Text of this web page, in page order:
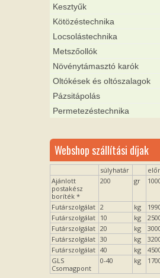
Kesztyűk
Kötözéstechnika
Locsolástechnika
Metszőollók
Növénytámasztó karók
Oltókések és oltószalagok
Pázsitápolás
Permetezéstechnika
Webshop szállítási díjak
súlyhatár
Ajánlott
postakész
boríték *
200 gr
Futárszolgálat 2 kg
Futárszolgálat 10 kg
Futárszolgálat 20 kg
Futárszolgálat 30 kg
Futárszolgálat 40 kg
GLS
Csomagpont
0-40 kg